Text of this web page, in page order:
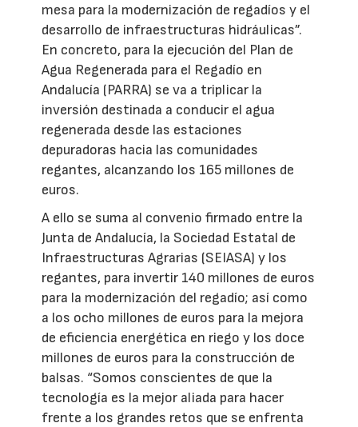
mesa para la modernización de regadíos y el
desarrollo de infraestructuras hidráulicas”.
En concreto, para la ejecución del Plan de
Agua Regenerada para el Regadío en
Andalucía (PARRA) se va a triplicar la
inversión destinada a conducir el agua
regenerada desde las estaciones
depuradoras hacia las comunidades
regantes, alcanzando los 165 millones de
euros.
A ello se suma al convenio firmado entre la
Junta de Andalucía, la Sociedad Estatal de
Infraestructuras Agrarias (SEIASA) y los
regantes, para invertir 140 millones de euros
para la modernización del regadío; así como
a los ocho millones de euros para la mejora
de eficiencia energética en riego y los doce
millones de euros para la construcción de
balsas. “Somos conscientes de que la
tecnología es la mejor aliada para hacer
frente a los grandes retos que se enfrenta